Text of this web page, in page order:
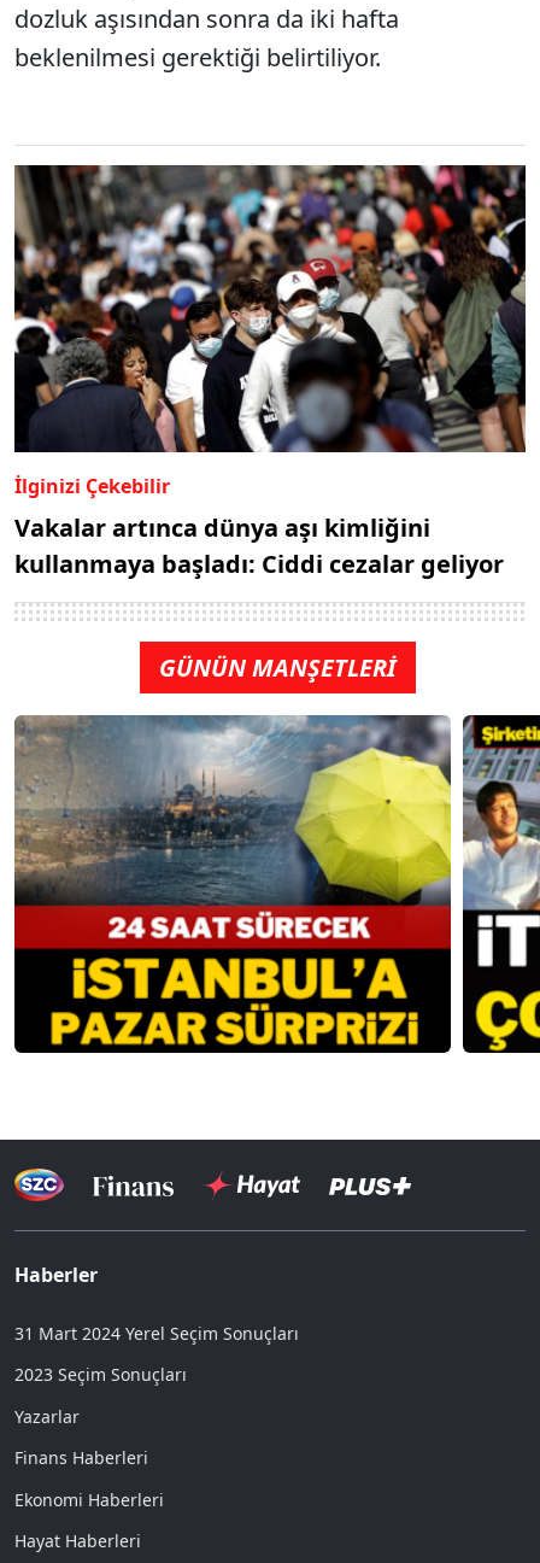
dozluk aşısından sonra da iki hafta
beklenilmesi gerektiği belirtiliyor.
İlginizi Çekebilir
Vakalar artınca dünya aşı kimliğini
kullanmaya başladı: Ciddi cezalar geliyor
GÜNÜN MANŞETLERİ
Haberler
31 Mart 2024 Yerel Seçim Sonuçları
2023 Seçim Sonuçları
Yazarlar
Finans Haberleri
Ekonomi Haberleri
Hayat Haberleri